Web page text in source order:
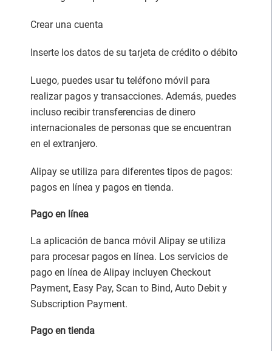
Crear una cuenta
Inserte los datos de su tarjeta de crédito o débito
Luego, puedes usar tu teléfono móvil para
realizar pagos y transacciones. Además, puedes
incluso recibir transferencias de dinero
internacionales de personas que se encuentran
en el extranjero.
Alipay se utiliza para diferentes tipos de pagos:
pagos en línea y pagos en tienda.
Pago en línea
La aplicación de banca móvil Alipay se utiliza
para procesar pagos en línea. Los servicios de
pago en línea de Alipay incluyen Checkout
Payment, Easy Pay, Scan to Bind, Auto Debit y
Subscription Payment.
Pago en tienda